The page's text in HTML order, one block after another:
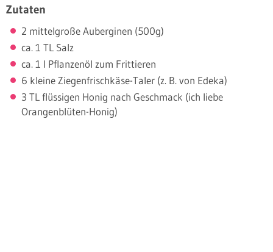
Zutaten
2 mittelgroße Auberginen (500g)
ca. 1 TL Salz
ca. 1 l Pflanzenöl zum Frittieren
6 kleine Ziegenfrischkäse-Taler (z. B. von Edeka)
3 TL flüssigen Honig nach Geschmack (ich liebe
Orangenblüten-Honig)